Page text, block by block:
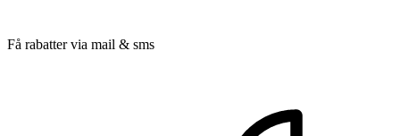
Få rabatter via mail & sms